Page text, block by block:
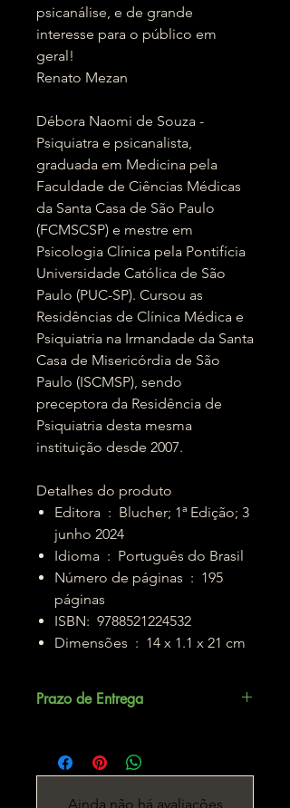
psicanálise, e de grande
interesse para o público em
geral!
Renato Mezan
Débora Naomi de Souza -
Psiquiatra e psicanalista,
graduada em Medicina pela
Faculdade de Ciências Médicas
da Santa Casa de São Paulo
(FCMSCSP) e mestre em
Psicologia Clínica pela Pontifícia
Universidade Católica de São
Paulo (PUC-SP). Cursou as
Residências de Clínica Médica e
Psiquiatria na Irmandade da Santa
Casa de Misericórdia de São
Paulo (ISCMSP), sendo
preceptora da Residência de
Psiquiatria desta mesma
instituição desde 2007.
Detalhes do produto
Editora ‏ : ‎ Blucher; 1ª Edição; 3
junho 2024
Idioma ‏ : ‎ Português do Brasil
Número de páginas ‏ : ‎ 195
páginas
ISBN: ‎ 9788521224532
Dimensões ‏ : ‎ 14 x 1.1 x 21 cm
Prazo de Entrega
Ainda não há avaliações